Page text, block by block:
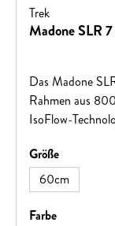
Trek
Madone SLR
Das Madone
Rahmen aus
IsoFlow-
Straße.
schaltendem,
Antrieb und
hohem
Größeauswählen
60cm
Farbeauswählen